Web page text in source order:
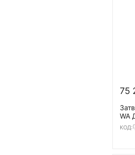
75
WA
КОД: